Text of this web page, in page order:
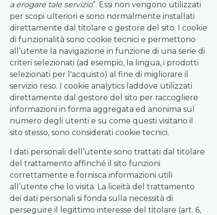
a erogare tale servizio”. Essi non vengono utilizzati
per scopi ulteriori e sono normalmente installati
direttamente dal titolare o gestore del sito. I cookie
di funzionalità sono cookie tecnici e permettono
all’utente la navigazione in funzione di una serie di
criteri selezionati (ad esempio, la lingua, i prodotti
selezionati per l'acquisto) al fine di migliorare il
servizio reso. I cookie analytics laddove utilizzati
direttamente dal gestore del sito per raccogliere
informazioni in forma aggregata ed anonima sul
numero degli utenti e su come questi visitano il
sito stesso, sono considerati cookie tecnici.
I dati personali dell’utente sono trattati dal titolare
del trattamento affinché il sito funzioni
correttamente e fornisca informazioni utili
all’utente che lo visita. La liceità del trattamento
dei dati personali si fonda sulla necessità di
perseguire il legittimo interesse del titolare (art. 6,